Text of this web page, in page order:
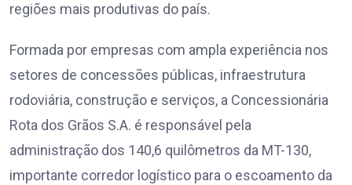
regiões mais produtivas do país.
Formada por empresas com ampla experiência nos
setores de concessões públicas, infraestrutura
rodoviária, construção e serviços, a Concessionária
Rota dos Grãos S.A. é responsável pela
administração dos 140,6 quilômetros da MT-130,
importante corredor logístico para o escoamento da